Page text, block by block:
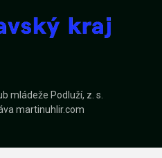
mládeže Podluží, z. s.
martinuhlir.com